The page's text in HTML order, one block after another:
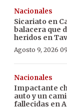
Nacionales
Sicariato en
balacera que
heridos en
Agosto 9, 2026
Nacionales
Impactante
auto y un
fallecidas en